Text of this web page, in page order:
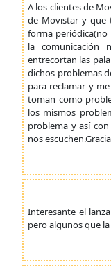
A los clientes de
de Movistar y que
forma periódica(no
la comunicación
entrecortan las
dichos problemas
para reclamar y
toman como
los mismos
problema y así
nos
Interesante el
pero algunos que